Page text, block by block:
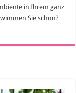
in Ihrem ganz
Sie schon?